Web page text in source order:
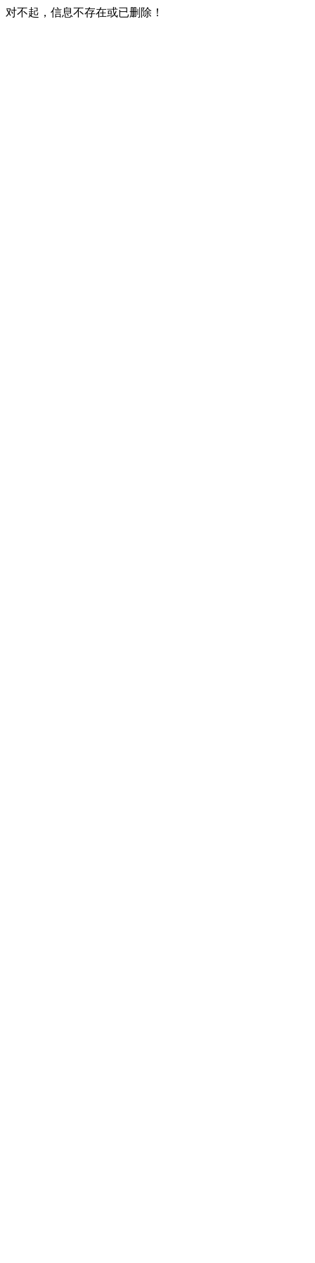
对不起，信息不存在或已删除！